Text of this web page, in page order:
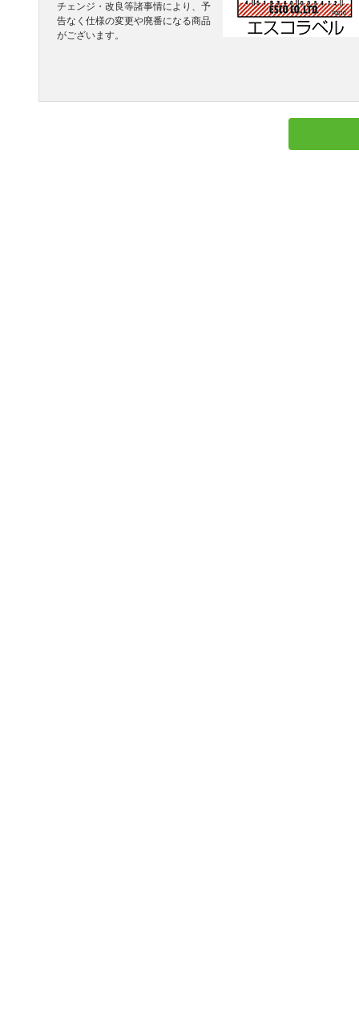
チェンジ・改良等諸事情により、予
告なく仕様の変更や廃番になる商品
がございます。